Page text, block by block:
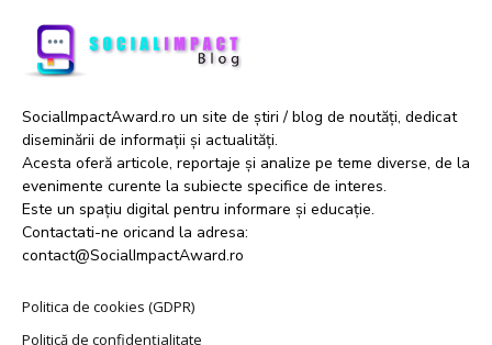
SocialImpactAward.ro un site de știri / blog de noutăți, dedicat
diseminării de informații și actualități.
Acesta oferă articole, reportaje și analize pe teme diverse, de la
evenimente curente la subiecte specifice de interes.
Este un spațiu digital pentru informare și educație.
Contactati-ne oricand la adresa:
contact@SocialImpactAward.ro
Politica de cookies (GDPR)
Politică de confidențialitate